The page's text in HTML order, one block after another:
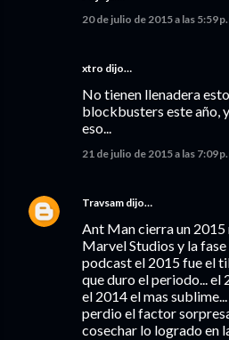
20 de julio de 2015 a las 5:59
xtro dijo…
No tienen llenadera
blockbusters este año,
eso...
21 de julio de 2015 a las 7:09
Travsam dijo…
Ant Man cierra un
Marvel Studios y la
podcast el 2015 fue el
que duro el periodo... el
el 2014 el mas
perdio el factor
cosechar lo logrado en